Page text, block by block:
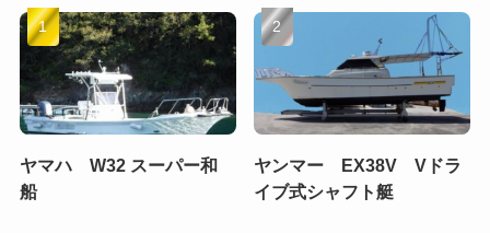
ヤマハ W32 スーパー和
船
ヤンマー EX38V Vドラ
イブ式シャフト艇